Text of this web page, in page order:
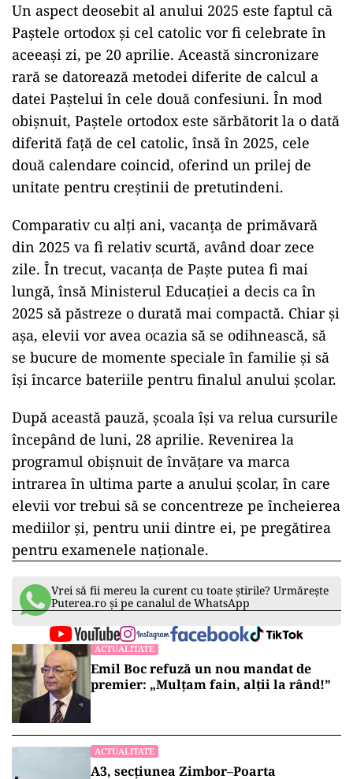
Un aspect deosebit al anului 2025 este faptul că
Paștele ortodox și cel catolic vor fi celebrate în
aceeași zi, pe 20 aprilie. Această sincronizare
rară se datorează metodei diferite de calcul a
datei Paștelui în cele două confesiuni. În mod
obișnuit, Paștele ortodox este sărbătorit la o dată
diferită față de cel catolic, însă în 2025, cele
două calendare coincid, oferind un prilej de
unitate pentru creștinii de pretutindeni.
Comparativ cu alți ani, vacanța de primăvară
din 2025 va fi relativ scurtă, având doar zece
zile. În trecut, vacanța de Paște putea fi mai
lungă, însă Ministerul Educației a decis ca în
2025 să păstreze o durată mai compactă. Chiar și
așa, elevii vor avea ocazia să se odihnească, să
se bucure de momente speciale în familie și să
își încarce bateriile pentru finalul anului școlar.
După această pauză, școala își va relua cursurile
începând de luni, 28 aprilie. Revenirea la
programul obișnuit de învățare va marca
intrarea în ultima parte a anului școlar, în care
elevii vor trebui să se concentreze pe încheierea
mediilor și, pentru unii dintre ei, pe pregătirea
pentru examenele naționale.
Vrei să fii mereu la curent cu toate știrile? Urmărește
Puterea.ro și pe canalul de WhatsApp
ACTUALITATE
Emil Boc refuză un nou mandat de
premier: „Mulțam fain, alții la rând!”
ACTUALITATE
A3, secțiunea Zimbor–Poarta